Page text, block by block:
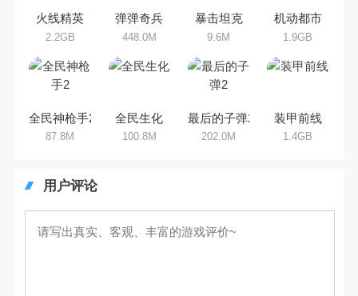
集，欢迎大家前来选择下载体验
火线精英
2.2GB
弹弹奇兵
448.0M
暴击坦克
9.6M
机动都市
1.9GB
全民神枪手2
87.8M
全民生化
100.8M
最后的子弹2
202.0M
装甲前线
1.4GB
用户评论